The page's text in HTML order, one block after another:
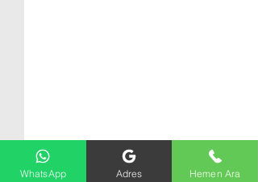
WhatsApp Adres Hemen Ara